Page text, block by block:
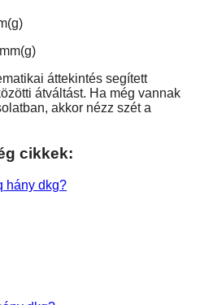
áttekintés segített
átváltást. Ha még vannak
akkor nézz szét a
cikkek:
hány dkg?